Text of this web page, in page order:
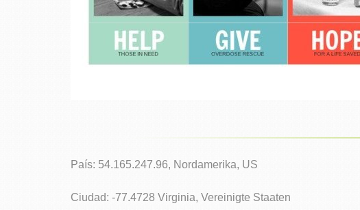
País: 54.165.247.96, Nordamerika, US
Ciudad: -77.4728 Virginia, Vereinigte Staaten